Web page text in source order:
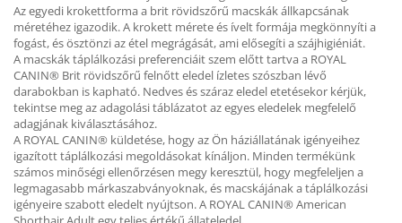
Az egyedi krokettforma a brit rövidszőrű macskák állkapcsának
méretéhez igazodik. A krokett mérete és ívelt formája megkönnyíti a
fogást, és ösztönzi az étel megrágását, ami elősegíti a szájhigiéniát.
A macskák táplálkozási preferenciáit szem előtt tartva a ROYAL
CANIN® Brit rövidszőrű felnőtt eledel ízletes szószban lévő
darabokban is kapható. Nedves és száraz eledel etetésekor kérjük,
tekintse meg az adagolási táblázatot az egyes eledelek megfelelő
adagjának kiválasztásához.
A ROYAL CANIN® küldetése, hogy az Ön háziállatának igényeihez
igazított táplálkozási megoldásokat kínáljon. Minden termékünk
számos minőségi ellenőrzésen megy keresztül, hogy megfeleljen a
legmagasabb márkaszabványoknak, és macskájának a táplálkozási
igényeire szabott eledelt nyújtson. A ROYAL CANIN® American